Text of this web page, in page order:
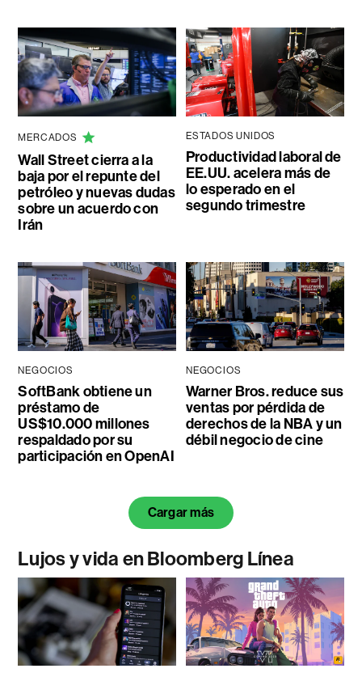
MERCADOS
Wall Street cierra a la
baja por el repunte del
petróleo y nuevas dudas
sobre un acuerdo con
Irán
ESTADOS UNIDOS
Productividad laboral de
EE.UU. acelera más de
lo esperado en el
segundo trimestre
NEGOCIOS
SoftBank obtiene un
préstamo de
US$10.000 millones
respaldado por su
participación en OpenAI
NEGOCIOS
Warner Bros. reduce sus
ventas por pérdida de
derechos de la NBA y un
débil negocio de cine
Cargar más
Lujos y vida en Bloomberg Línea